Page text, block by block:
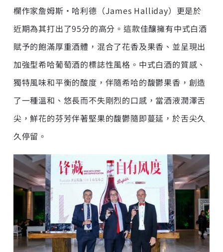
欄作家詹姆斯·哈利德（James Halliday）更是於
近期為其打出了95分的高分。這款佳釀擁有中式白酒
賦予的飽滿厚重酒體，混合了花香及果香、並呈現出
加強型希哈葡萄酒的標誌性風格。中式白酒的質感、
獨特風味和平衡的酸度，伴隨希哈的馥鬱果香，創造
了一種溫和、悠長而不失剛烈的口感，當酒液潤澤舌
尖，鮮花的芬芳伴著堅果的馥鬱隨即蔓延，於舌尖久
久停留。